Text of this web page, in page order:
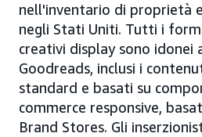
nell'inventario di proprietà
negli Stati Uniti. Tutti i
creativi display sono idonei
Goodreads, inclusi i
standard e basati su
commerce responsive,
Brand Stores. Gli